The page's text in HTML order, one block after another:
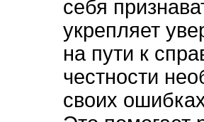
себя
укрепляет
на пути к
честности
своих